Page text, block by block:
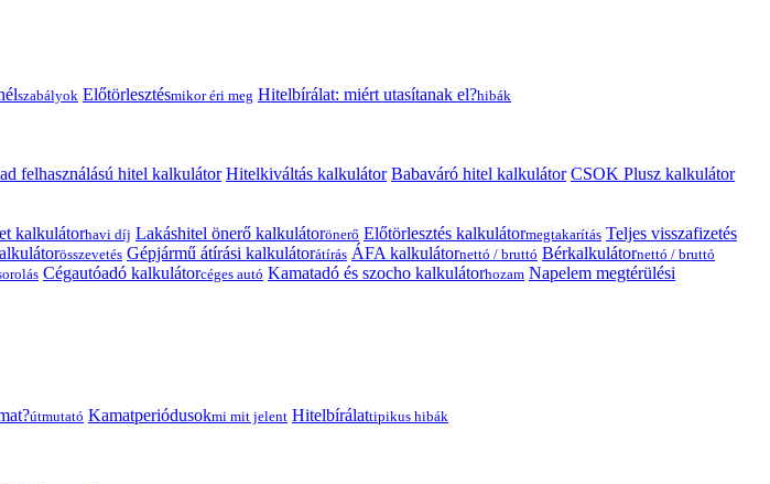
szabályok Előtörlesztésmikor éri meg Hitelbírálat: miért utasítanak el?hibák
felhasználású hitel kalkulátor Hitelkiváltás kalkulátor Babaváró hitel kalkulátor CSOK Plusz kalkulátor
kalkulátorhavi díj Lakáshitel önerő kalkulátorönerő Előtörlesztés kalkulátormegtakarítás Teljes visszafizetés
összevetés Gépjármű átírási kalkulátorátírás ÁFA kalkulátornettó / bruttó Bérkalkulátornettó / bruttó
Cégautóadó kalkulátorcéges autó Kamatadó és szocho kalkulátorhozam Napelem megtérülési
útmutató Kamatperiódusokmi mit jelent Hitelbírálattipikus hibák